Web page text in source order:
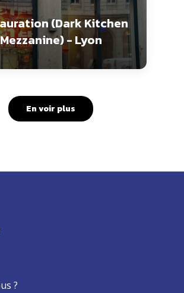
(Dark Kitchen
Mezzanine) - Lyon
En voir plus
?